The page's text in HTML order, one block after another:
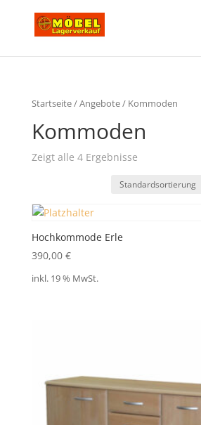
Startseite/Angebote/ Kommoden
Kommoden
Zeigt alle 4 Ergebnisse
Hochkommode Erle
390,00 €
inkl. 19 % MwSt.